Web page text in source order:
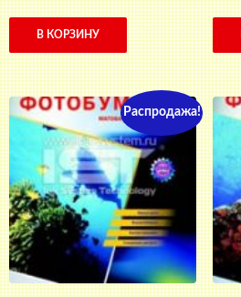
В КОРЗИНУ
Распродажа!